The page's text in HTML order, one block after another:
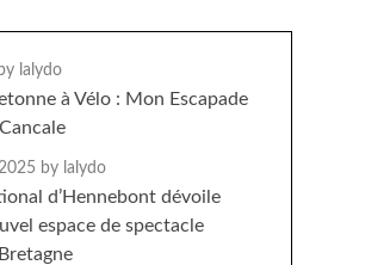
by lalydo
à Vélo : Mon Escapade
by lalydo
d’Hennebont dévoile
espace de spectacle